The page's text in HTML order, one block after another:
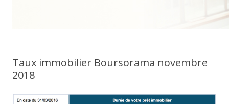
Taux immobilier Boursorama novembre
2018